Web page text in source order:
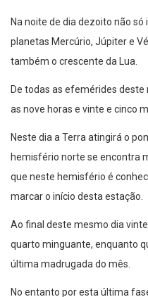
Na noite de dia dezoito não
planetas Mercúrio, Júpiter e
também o crescente da Lua.
De todas as efemérides
as nove horas e vinte e cinco
Neste dia a Terra atingirá o
hemisfério norte se encontra
que neste hemisfério é
marcar o início desta estação.
Ao final deste mesmo dia
quarto minguante, enquanto
última madrugada do mês.
No entanto por esta última